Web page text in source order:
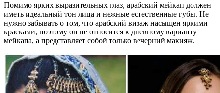
Помимо ярких выразительных глаз, арабский мейкап должен
иметь идеальный тон лица и нежные естественные губы. Не
нужно забывать о том, что арабский визаж насыщен яркими
красками, поэтому он не относится к дневному варианту
мейкапа, а представляет собой только вечерний макияж.